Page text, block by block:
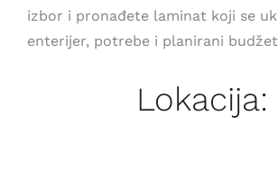
izbor i pronađete laminat koji se
enterijer, potrebe i planirani
Lokacija: